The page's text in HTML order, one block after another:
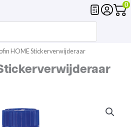
0
HOME Stickerverwijderaar